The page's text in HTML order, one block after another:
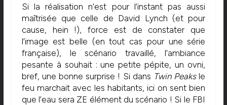
Si la réalisation n’est pour l’instant pas aussi
maîtrisée que celle de David Lynch (et pour
cause, hein !), force est de constater que
l’image est belle (en tout cas pour une série
française), le scénario travaillé, l’ambiance
pesante à souhait : une petite pépite, un ovni,
bref, une bonne surprise ! Si dans Twin Peaksle
feu marchait avec les habitants, ici on sent bien
que l’eau sera ZE élément du scénario ! Si le FBI